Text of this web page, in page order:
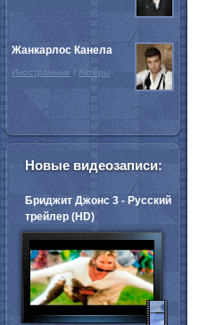
Жанкарлос Канела
Иностранные / Актёры
Новые видеозаписи:
Бриджит Джонс 3 - Русский
трейлер (HD)